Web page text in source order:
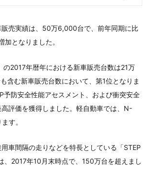
販売実績は、50万6,000台で、前年同期に比
となりました。
の2017年暦年における新車販売台数は21万
含む新車販売台数において、第1位となりま
予防安全性能アセスメント、および衝突安全
評価を獲得しました。軽自動車では、N-
す。
車間隔の走りなどを特長としている「STEP
、2017年10月末時点で、150万台を超えまし